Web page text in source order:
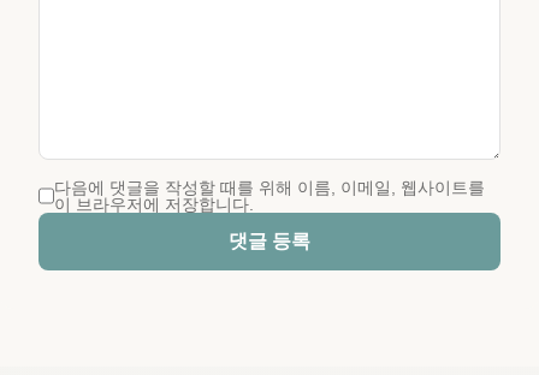
다음에 댓글을 작성할 때를 위해 이름, 이메일, 웹사이트를
이 브라우저에 저장합니다.
댓글 등록